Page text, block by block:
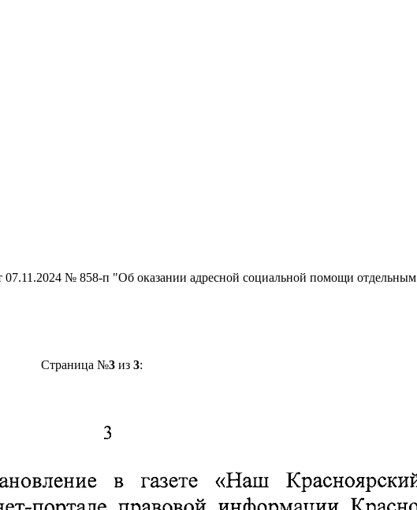
07.11.2024 № 858-п "Об оказании адресной социальной помощи
Страница №3из 3: